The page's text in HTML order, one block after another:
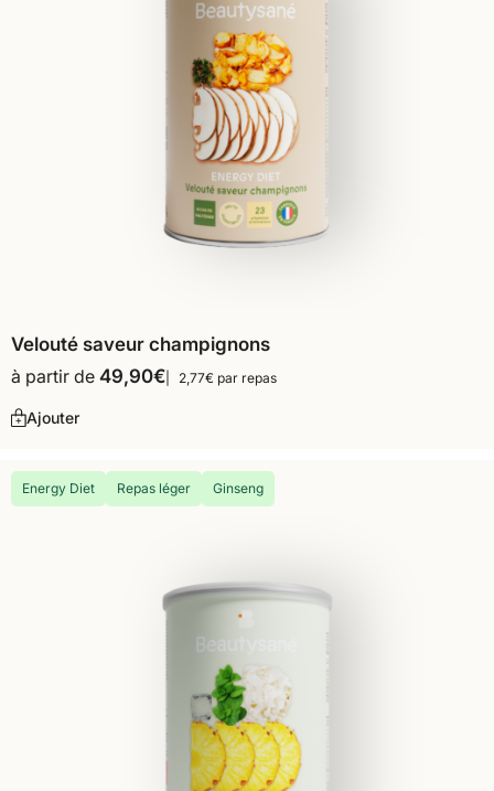
Velouté saveur champignons
à partir de 49,90€ 2,77€ par repas
Ajouter
Energy Diet Repas léger Ginseng